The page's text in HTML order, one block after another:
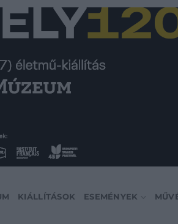
KIÁLLÍTÁSOK ESEMÉNYEK